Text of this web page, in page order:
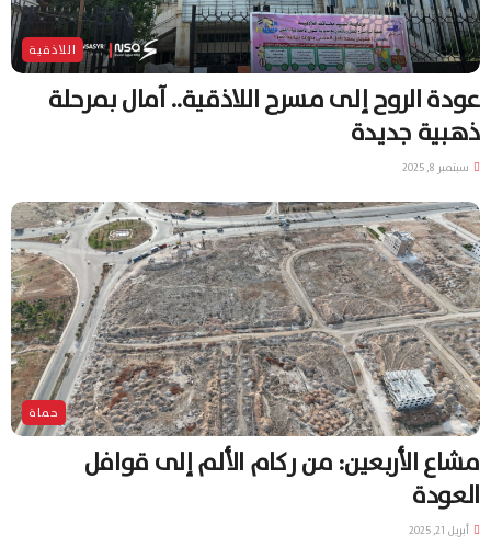
اللاذقية
عودة الروح إلى مسرح اللاذقية.. آمال بمرحلة
ذهبية جديدة
سبتمبر 8, 2025
حماة
مشاع الأربعين: من ركام الألم إلى قوافل
العودة
أبريل 21, 2025